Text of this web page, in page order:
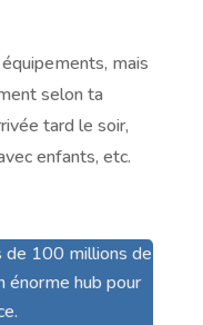
mais
selon ta
tard le soir,
enfants, etc.
de 100 millions de
énorme hub pour